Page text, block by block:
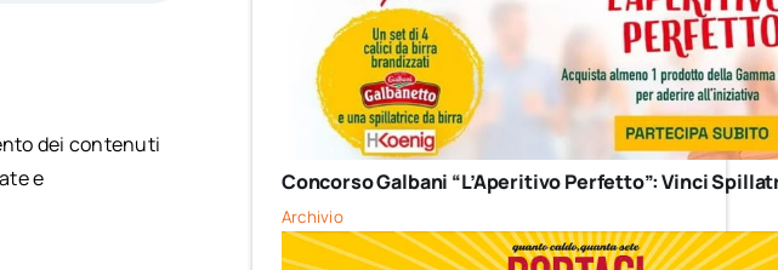
dei contenuti
e
Concorso Galbani “L’Aperitivo Perfetto”: Vinci
Archivio